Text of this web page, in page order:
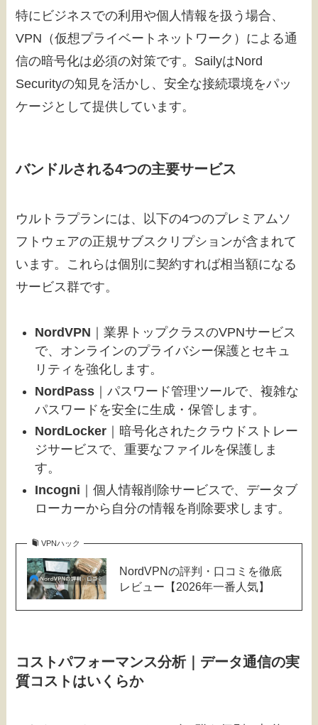
特にビジネスでの利用や個人情報を扱う場合、
VPN（仮想プライベートネットワーク）による通
信の暗号化は必須の対策です。SailyはNord
Securityの知見を活かし、安全な接続環境をパッ
ケージとして提供しています。
バンドルされる4つの主要サービス
ウルトラプランには、以下の4つのプレミアムソ
フトウェアの正規サブスクリプションが含まれて
います。これらは個別に契約すれば相当額になる
サービス群です。
NordVPN ｜業界トップクラスのVPNサービス
で、オンラインのプライバシー保護とセキュ
リティを強化します。
NordPass ｜パスワード管理ツールで、複雑な
パスワードを安全に生成・保管します。
NordLocker ｜暗号化されたクラウドストレー
ジサービスで、重要なファイルを保護しま
す。
Incogni ｜個人情報削除サービスで、データブ
ローカーから自分の情報を削除要求します。
VPNハック
NordVPNの評判・口コミを徹底
レビュー【2026年一番人気】
コストパフォーマンス分析｜データ通信の実
質コストはいくらか